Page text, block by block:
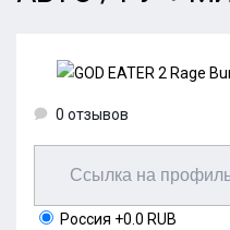
0 отзывов
Россия +0.0 RUB